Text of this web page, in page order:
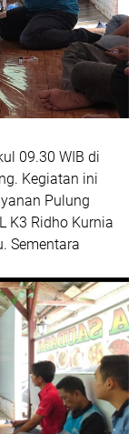
09.30 WIB di
Kegiatan ini
Pulung
K3 Ridho Kurnia
Sementara